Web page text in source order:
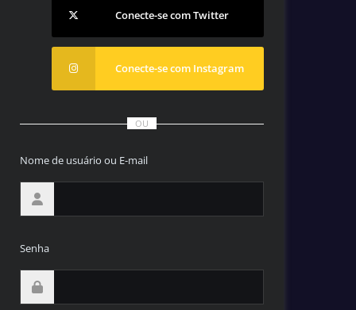
Conecte-se com Twitter
Conecte-se com Instagram
OU
Nome de usuário ou E-mail
Senha